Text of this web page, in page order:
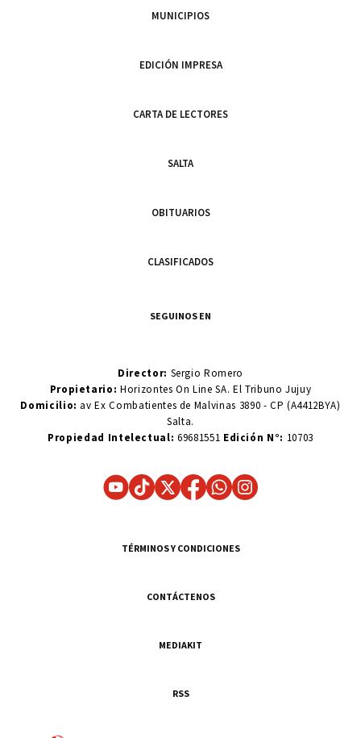
MUNICIPIOS
EDICIÓN IMPRESA
CARTA DE LECTORES
SALTA
OBITUARIOS
CLASIFICADOS
SEGUINOS EN
Director: Sergio Romero
Propietario:Horizontes On Line SA. El Tribuno Jujuy
Domicilio: av Ex Combatientes de Malvinas 3890 - CP (A4412BYA)
Salta.
Propiedad Intelectual: 69681551 Edición N°: 10703
TÉRMINOS Y CONDICIONES
CONTÁCTENOS
MEDIAKIT
RSS